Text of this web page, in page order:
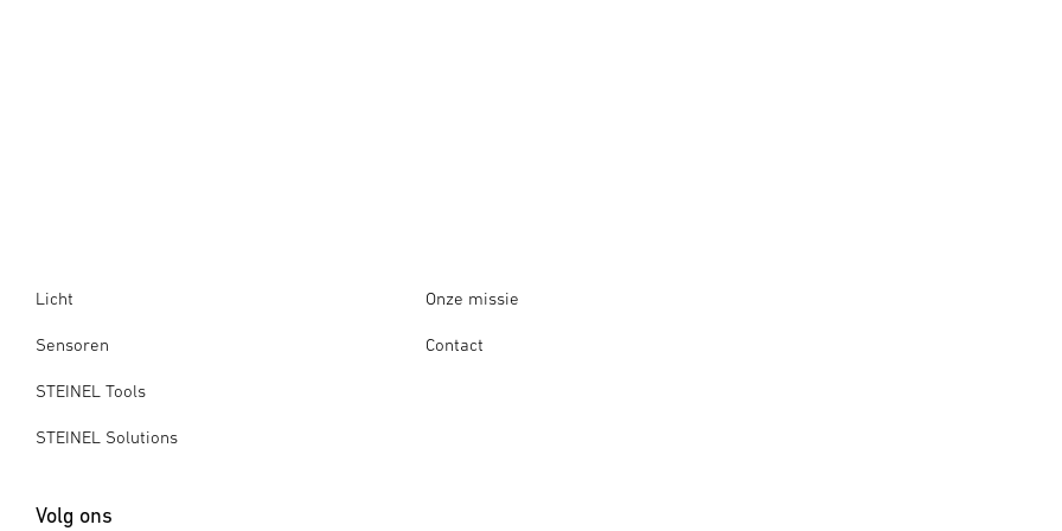
Licht
Sensoren
STEINEL Tools
STEINEL Solutions
Onze missie
Contact
Volg ons